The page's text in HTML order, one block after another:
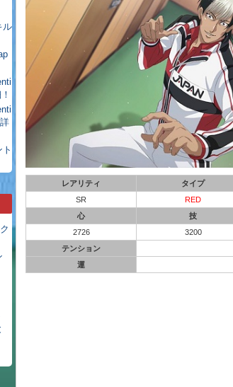
ル
レアリティ タイプ
SR
RED
心
技
2726
3200
テンション
運